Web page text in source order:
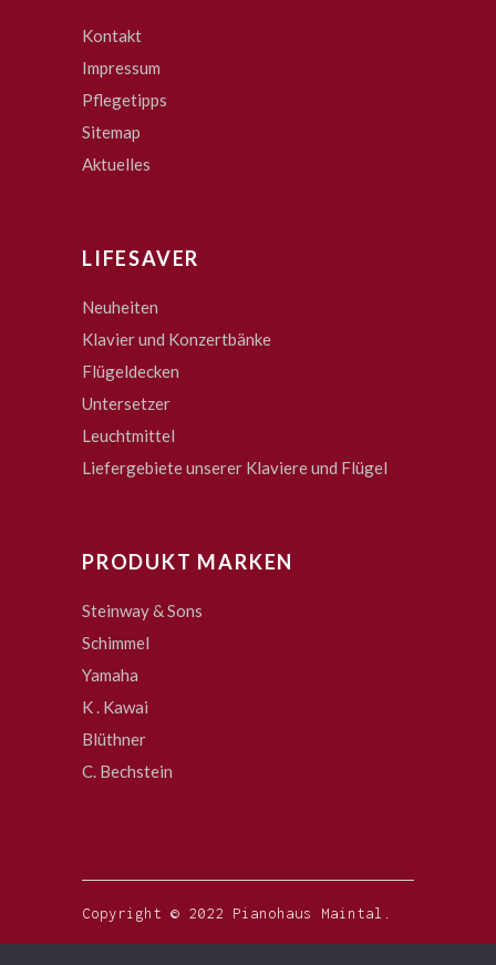
Kontakt
Impressum
Pflegetipps
Sitemap
Aktuelles
LIFESAVER
Neuheiten
Klavier und Konzertbänke
Flügeldecken
Untersetzer
Leuchtmittel
Liefergebiete unserer Klaviere und Flügel
PRODUKT MARKEN
Steinway & Sons
Schimmel
Yamaha
K . Kawai
Blüthner
C. Bechstein
Copyright © 2022 Pianohaus Maintal.